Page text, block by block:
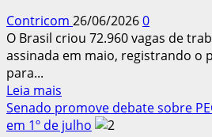
nível
em
21
com
1,8
milhão
Contricom 26/06/20260
O Brasil criou 72.960 vagas de
assinada em maio, registrando o
para...
Leia mais
mais
sobre
Senado promove debate sobre
em 1º de julho